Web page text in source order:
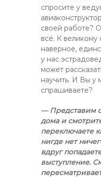
спросите у
своей работе?
всё. К
наверное,
у нас
может
научить. И Вы у
спрашиваете?
— Представим
дома и
переключаете
нигде нет
вдруг
выступление.